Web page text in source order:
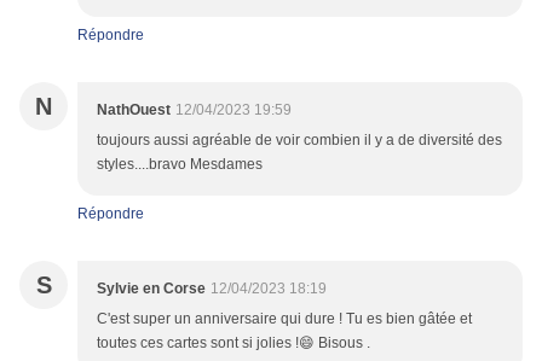
Répondre
N NathOuest 12/04/2023 19:59
toujours aussi agréable de voir combien il y a de diversité des
styles....bravo Mesdames
Répondre
S Sylvie en Corse 12/04/2023 18:19
C'est super un anniversaire qui dure ! Tu es bien gâtée et
toutes ces cartes sont si jolies !😄 Bisous .